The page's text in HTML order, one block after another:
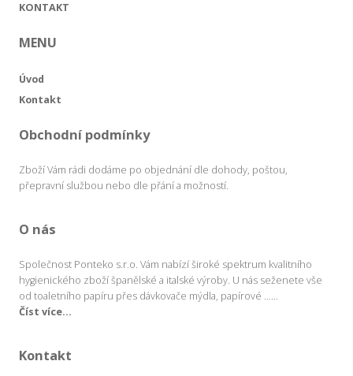
KONTAKT
MENU
Úvod
Kontakt
Obchodní podmínky
Zboží Vám rádi dodáme po objednání dle dohody, poštou,
přepravní službou nebo dle přání a možností.
O nás
Společnost Ponteko s.r.o. Vám nabízí široké spektrum kvalitního
hygienického zboží španělské a italské výroby. U nás seženete vše
od toaletního papíru přes dávkovače mýdla, papírové ......
Číst více...
Kontakt